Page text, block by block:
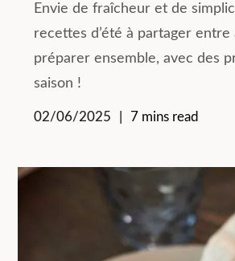
Envie de fraîcheur et de
recettes d’été à partager entre
préparer ensemble, avec des
saison !
02/06/2025 7 mins read